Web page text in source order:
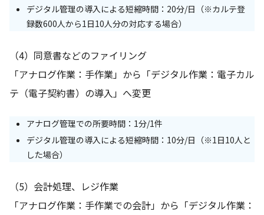
デジタル管理の導入による短縮時間：20分/日（※カルテ登
録数600人から1日10人分の対応する場合）
（4）同意書などのファイリング
「アナログ作業：手作業」から「デジタル作業：電子カル
テ（電子契約書）の導入」へ変更
アナログ管理での所要時間：1分/1件
デジタル管理の導入による短縮時間：10分/日（※1日10人と
した場合）
（5）会計処理、レジ作業
「アナログ作業：手作業での会計」から「デジタル作業：